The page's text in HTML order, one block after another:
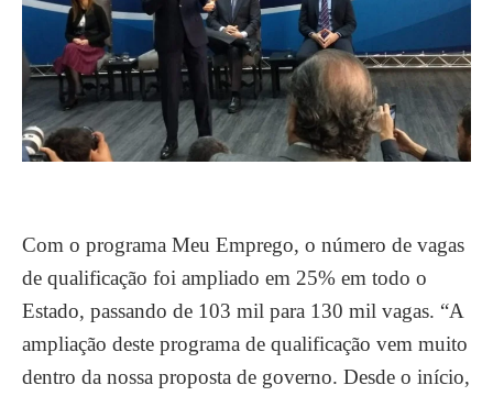
Com o programa Meu Emprego, o número de vagas
de qualificação foi ampliado em 25% em todo o
Estado, passando de 103 mil para 130 mil vagas. “A
ampliação deste programa de qualificação vem muito
dentro da nossa proposta de governo. Desde o início,